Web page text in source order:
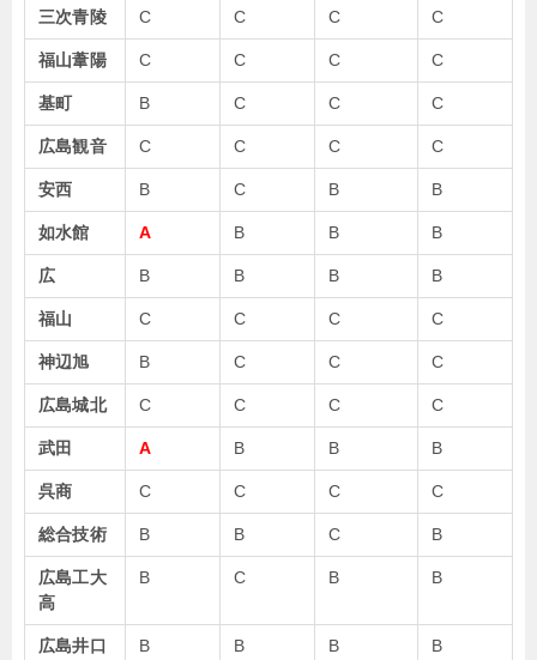
三次青陵 C C C C
福山葦陽 C C C C
基町 B C C C
広島観音 C C C C
安西 B C B B
如水館 A B B B
広 B B B B
福山 C C C C
神辺旭 B C C C
広島城北 C C C C
武田 A B B B
呉商 C C C C
総合技術 B B C B
広島工大
高
B C B B
広島井口 B B B B